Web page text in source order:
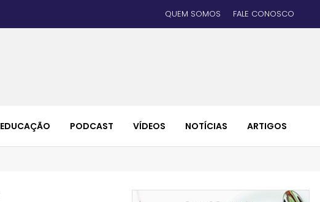
QUEM SOMOS FALE CONOSCO
EDUCAÇÃO PODCAST VÍDEOS NOTÍCIAS ARTIGOS